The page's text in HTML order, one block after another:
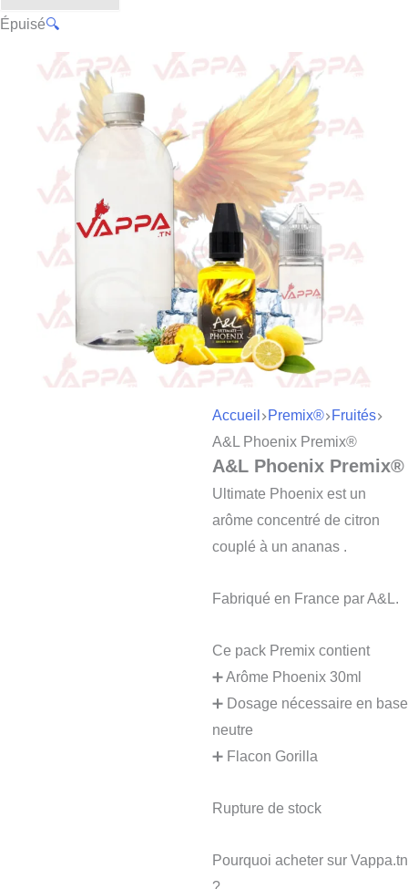
Épuisé🔍
Accueil Premix® Fruités
A&L Phoenix Premix®
A&L Phoenix Premix®
Ultimate Phoenix est un
arôme concentré de citron
couplé à un ananas .
Fabriqué en France par A&L.
Ce pack Premix contient
➕ Arôme Phoenix 30ml
➕ Dosage nécessaire en base
neutre
➕ Flacon Gorilla
Rupture de stock
Pourquoi acheter sur Vappa.tn